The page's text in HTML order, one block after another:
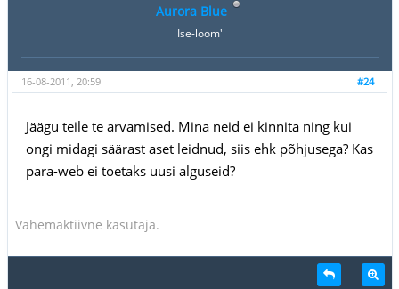
Aurora Blue
Ise-loom'
#24
16-08-2011, 20:59
Jäägu teile te arvamised. Mina neid ei kinnita ning kui
ongi midagi säärast aset leidnud, siis ehk põhjusega? Kas
para-web ei toetaks uusi alguseid?
Vähemaktiivne kasutaja.